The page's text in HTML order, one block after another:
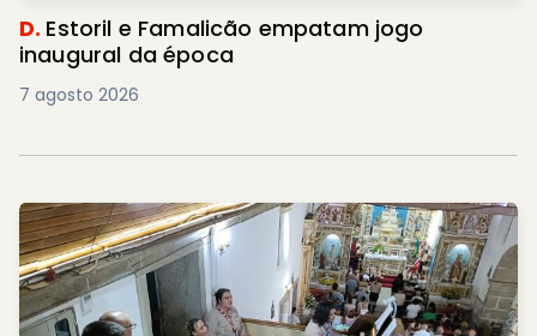
D. Estoril e Famalicão empatam jogo
inaugural da época
7 agosto 2026